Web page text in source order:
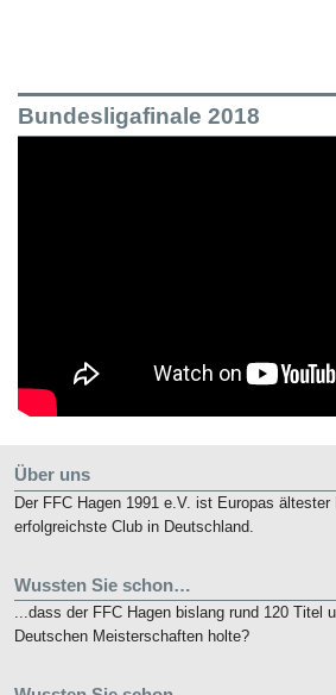
Bundesligafinale 2018
Über uns
Der FFC Hagen 1991 e.V. ist Europas ältester
erfolgreichste Club in Deutschland.
Wussten Sie schon…
...dass der FFC Hagen bislang rund 120 Titel
Deutschen Meisterschaften holte?